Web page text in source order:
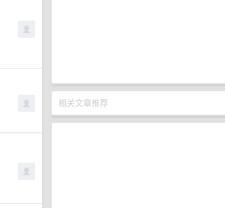
相关文章推荐